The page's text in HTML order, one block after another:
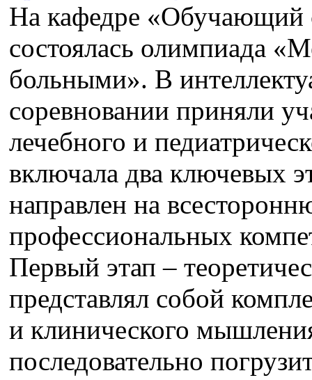
На кафедре «Обучающий
состоялась олимпиада
больными». В
соревновании приняли
лечебного и
включала два ключевых
направлен на
профессиональных
Первый этап –
представлял собой
и клинического
последовательно